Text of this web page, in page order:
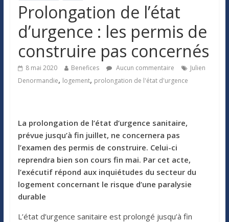
Prolongation de l’état
d’urgence : les permis de
construire pas concernés
8 mai 2020 Benefices Aucun commentaire
Julien
Denormandie, logement, prolongation de l'état d'urgence
La prolongation de l’état d’urgence sanitaire,
prévue jusqu’à fin juillet, ne concernera pas
l’examen des permis de construire. Celui-ci
reprendra bien son cours fin mai. Par cet acte,
l’exécutif répond aux inquiétudes du secteur du
logement concernant le risque d’une paralysie
durable
L’état d’urgence sanitaire est prolongé jusqu’à fin